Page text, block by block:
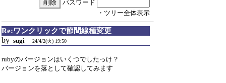
パスワード
・ツリー全体表示
Re:ワンクリックで節間線種変更
by sugi 24/4/2(火) 19:50
rubyのバージョンはいくつでしたっけ？
バージョンを落として確認してみます